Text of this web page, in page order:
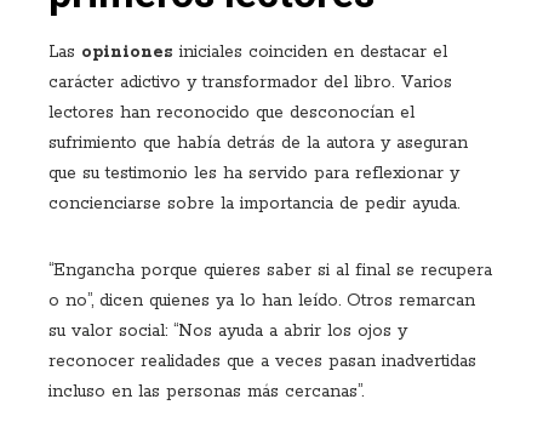
Las opiniones iniciales coinciden en destacar el
carácter adictivo y transformador del libro. Varios
lectores han reconocido que desconocían el
sufrimiento que había detrás de la autora y aseguran
que su testimonio les ha servido para reflexionar y
concienciarse sobre la importancia de pedir ayuda.
“Engancha porque quieres saber si al final se recupera
o no”, dicen quienes ya lo han leído. Otros remarcan
su valor social: “Nos ayuda a abrir los ojos y
reconocer realidades que a veces pasan inadvertidas
incluso en las personas más cercanas”.